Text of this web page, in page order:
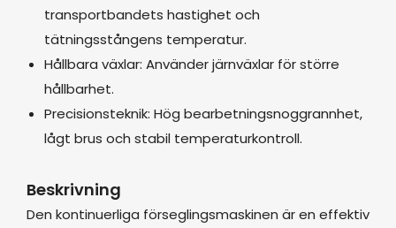
transportbandets hastighet och
tätningsstångens temperatur.
Hållbara växlar: Använder järnväxlar för större
hållbarhet.
Precisionsteknik: Hög bearbetningsnoggrannhet,
lågt brus och stabil temperaturkontroll.
Beskrivning
Den kontinuerliga förseglingsmaskinen är en effektiv